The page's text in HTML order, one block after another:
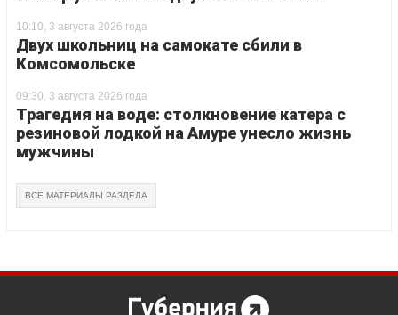
10:10, 3 августа 2026 года
Двух школьниц на самокате сбили в
Комсомольске
09:30, 3 августа 2026 года
Трагедия на воде: столкновение катера с
резиновой лодкой на Амуре унесло жизнь
мужчины
ВСЕ МАТЕРИАЛЫ РАЗДЕЛА